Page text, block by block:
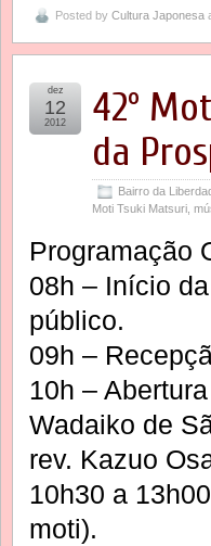
Posted by Cultura Japonesa
42º
da
Bairro da
Moti Tsuki Matsuri
dez
12
2012
Programação
08h – Início
público.
09h –
10h –
Wadaiko de
rev. Kazuo
10h30 a
moti).